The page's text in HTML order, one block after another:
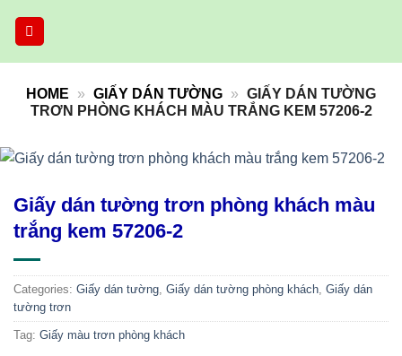
HOME » GIẤY DÁN TƯỜNG » GIẤY DÁN TƯỜNG
TRƠN PHÒNG KHÁCH MÀU TRẮNG KEM 57206-2
Giấy dán tường trơn phòng khách màu
trắng kem 57206-2
Categories: Giấy dán tường, Giấy dán tường phòng khách, Giấy dán
tường trơn
Tag: Giấy màu trơn phòng khách